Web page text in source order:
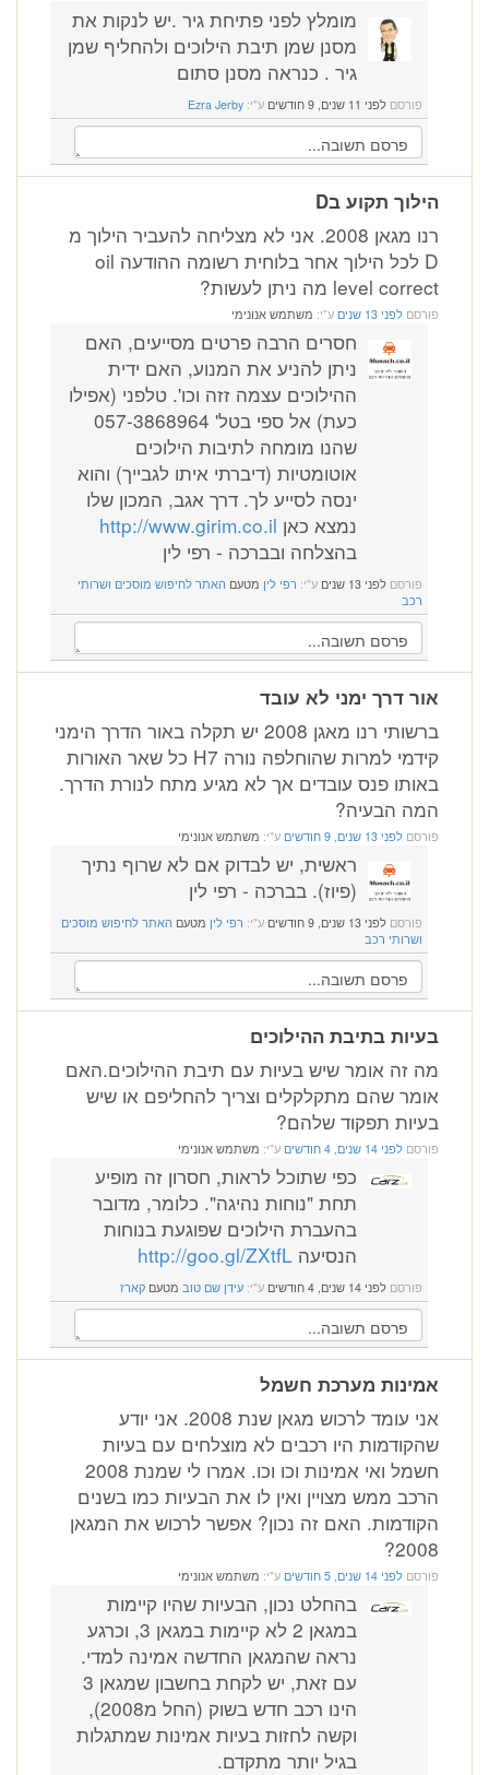
מומלץ לפני פתיחת גיר .יש לנקות את
מסנן שמן תיבת הילוכים ולהחליף שמן
גיר . כנראה מסנן סתום
פורסם לפני 11 שנים, 9 חודשים ע"י: Ezra Jerby
הילוך תקוע בD
רנו מגאן 2008. אני לא מצליחה להעביר הילוך מ
D לכל הילוך אחר בלוחית רשומה ההודעה oil
level correct מה ניתן לעשות?
פורסם לפני 13 שנים ע"י: משתמש אנונימי
חסרים הרבה פרטים מסייעים, האם
ניתן להניע את המנוע, האם ידית
ההילוכים עצמה זזה וכו'. טלפני (אפילו
כעת) אל ספי בטל' 057-3868964
שהנו מומחה לתיבות הילוכים
אוטומטיות (דיברתי איתו לגבייך) והוא
ינסה לסייע לך. דרך אגב, המכון שלו
נמצא כאן http://www.girim.co.il
בהצלחה ובברכה - רפי לין
פורסם לפני 13 שנים ע"י: רפי לין מטעם האתר לחיפוש מוסכים ושרותי
רכב
אור דרך ימני לא עובד
ברשותי רנו מאגן 2008 יש תקלה באור הדרך הימני
קידמי למרות שהוחלפה נורה H7 כל שאר האורות
באותו פנס עובדים אך לא מגיע מתח לנורת הדרך.
המה הבעיה?
פורסם לפני 13 שנים, 9 חודשים ע"י: משתמש אנונימי
ראשית, יש לבדוק אם לא שרוף נתיך
(פיוז). בברכה - רפי לין
פורסם לפני 13 שנים, 9 חודשים ע"י: רפי לין מטעם האתר לחיפוש מוסכים
ושרותי רכב
בעיות בתיבת ההילוכים
מה זה אומר שיש בעיות עם תיבת ההילוכים.האם
אומר שהם מתקלקלים וצריך להחליפם או שיש
בעיות תפקוד שלהם?
פורסם לפני 14 שנים, 4 חודשים ע"י: משתמש אנונימי
כפי שתוכל לראות, חסרון זה מופיע
תחת "נוחות נהיגה". כלומר, מדובר
בהעברת הילוכים שפוגעת בנוחות
הנסיעה http://goo.gl/ZXtfL
פורסם לפני 14 שנים, 4 חודשים ע"י: עידן שם טוב מטעם קארז
אמינות מערכת חשמל
אני עומד לרכוש מגאן שנת 2008. אני יודע
שהקודמות היו רכבים לא מוצלחים עם בעיות
חשמל ואי אמינות וכו וכו. אמרו לי שמנת 2008
הרכב ממש מצויין ואין לו את הבעיות כמו בשנים
הקודמות. האם זה נכון? אפשר לרכוש את המגאן
2008?
פורסם לפני 14 שנים, 5 חודשים ע"י: משתמש אנונימי
בהחלט נכון, הבעיות שהיו קיימות
במגאן 2 לא קיימות במגאן 3, וכרגע
נראה שהמגאן החדשה אמינה למדי.
עם זאת, יש לקחת בחשבון שמגאן 3
הינו רכב חדש בשוק (החל מ2008),
וקשה לחזות בעיות אמינות שמתגלות
בגיל יותר מתקדם.